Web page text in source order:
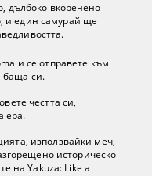
дълбоко вкоренено
и един самурай ще
и се отправете към
баща си.
честта си,
ера.
използвайки меч,
историческо
на Yakuza: Like a